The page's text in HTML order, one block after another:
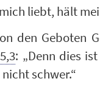
liebt, hält
den Geboten
: „Denn dies
schwer.“